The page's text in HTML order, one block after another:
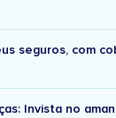
seguros, com
Invista no